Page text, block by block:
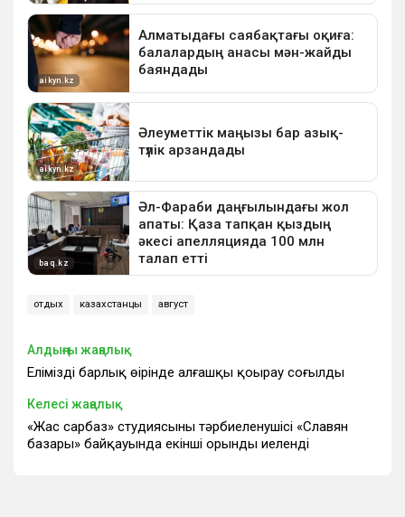
отдых казахстанцы август
Алдыңғы жаңалық
Еліміздің барлық өңірінде алғашқы қоңырау соғылды
Келесі жаңалық
«Жас сарбаз» студиясының тәрбиеленушісі «Славян
базары» байқауында екінші орынды иеленді